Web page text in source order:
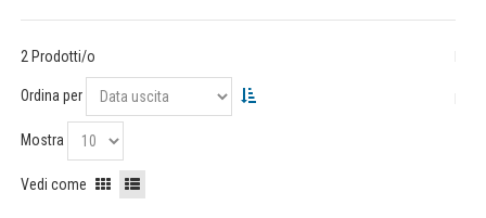
2 Prodotti/o
Ordina per
Mostra
Vedi come